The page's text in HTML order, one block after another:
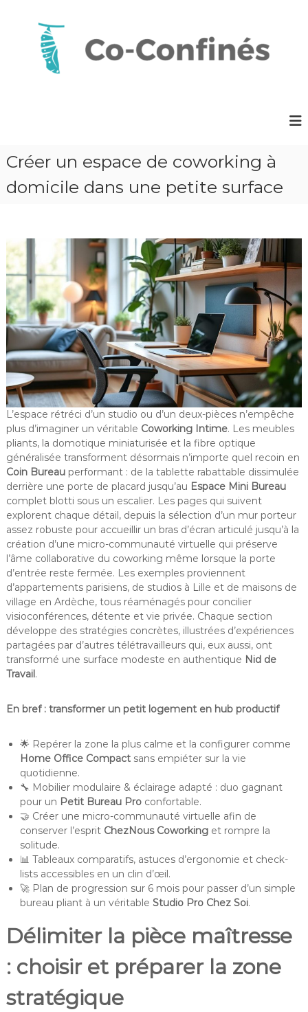
o
f
s
Créer un espace de coworking à
domicile dans une petite surface
L’espace rétréci d’un studio ou d’un deux-pièces n’empêche
plus d’imaginer un véritable Coworking Intime. Les meubles
pliants, la domotique miniaturisée et la fibre optique
généralisée transforment désormais n’importe quel recoin en
Coin Bureauperformant : de la tablette rabattable dissimulée
derrière une porte de placard jusqu’au Espace Mini Bureau
complet blotti sous un escalier. Les pages qui suivent
explorent chaque détail, depuis la sélection d’un mur porteur
assez robuste pour accueillir un bras d’écran articulé jusqu’à la
création d’une micro-communauté virtuelle qui préserve
l’âme collaborative du coworking même lorsque la porte
d’entrée reste fermée. Les exemples proviennent
d’appartements parisiens, de studios à Lille et de maisons de
village en Ardèche, tous réaménagés pour concilier
visioconférences, détente et vie privée. Chaque section
développe des stratégies concrètes, illustrées d’expériences
partagées par d’autres télétravailleurs qui, eux aussi, ont
transformé une surface modeste en authentique Nid de
Travail.
En bref : transformer un petit logement en hub productif
🌟 Repérer la zone la plus calme et la configurer comme
Home Office Compactsans empiéter sur la vie
quotidienne.
🔧 Mobilier modulaire & éclairage adapté : duo gagnant
pour un Petit Bureau Proconfortable.
🤝 Créer une micro-communauté virtuelle afin de
conserver l’esprit ChezNous Coworkinget rompre la
solitude.
📊 Tableaux comparatifs, astuces d’ergonomie et check-
lists accessibles en un clin d’œil.
🚀 Plan de progression sur 6 mois pour passer d’un simple
bureau pliant à un véritable Studio Pro Chez Soi.
Délimiter la pièce maîtresse
: choisir et préparer la zone
stratégique